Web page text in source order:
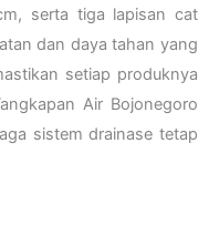
serta tiga lapisan cat
dan daya tahan yang
setiap produknya
Air Bojonegoro
sistem drainase tetap